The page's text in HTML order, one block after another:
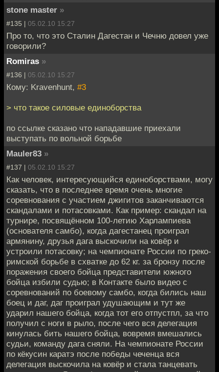
stone master »
#135 | 05.02.10 15:27
Про то, что это Сталин Дагестан и Чечню довел уже
говорили?
Romiras »
#136 | 05.02.10 15:27
Кому: Kravenhunt, #3
> что такое силовые единоборства
по ссылке сказано что нападавшие приехали
выступать по вольной борьбе
Mauler83 »
#137 | 05.02.10 15:27
Как человек, интересующийся единоборствами, могу
сказать, что в последнее время очень многие
соревнования с участием джигитов заканчиваются
скандалами и потасовками. Как пример: скандал на
турнире, посвящённом 100-летию Харлампиева
(основателя самбо), когда дагестанец проиграл
армянину, друзья дага выскочили на ковёр и
устроили потасовку; на чемпионате России по греко-
римской борьбе в схватке до 62 кг. за бронзу после
поражения своего бойца представители южного
бойца избили судью; в Контакте было видео с
соревнований по боевому самбо, когда бились наш
боец и даг, даг проиграл удушающим и тут же
ударил нашего бойца, когда тот его отпустпл, за что
получил с ноги в рыло, после чего вся делегация
кинулась бить нашего бойца, вовремя вмешались
судьи, команду дага сняли. На чемпионате России
по кёкусин каратэ после победы чеченца вся
делегация выскочила на ковёр и стала танцевать